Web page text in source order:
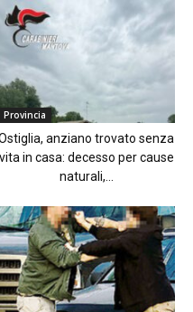
Provincia
anziano trovato senza
vita in casa: decesso per cause
naturali,...